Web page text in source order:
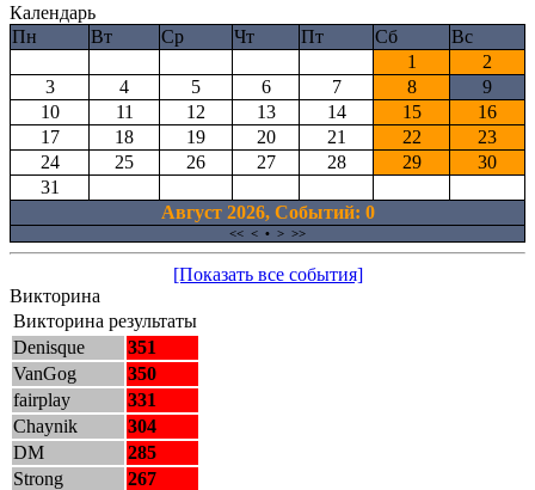
Календарь
Пн
Вт Ср Чт Пт Сб
Вс
1
2
3
4 5 6 7 8
9
10
11 12 13 14 15
16
17
18 19 20 21 22
23
24
25 26 27 28 29
30
31
Август 2026, Cобытий: 0
<< < • > >>
[Показать все события]
Викторина
Викторина результаты
Denisque
351
VanGog
350
fairplay
331
Chaynik
304
DM
285
Strong
267